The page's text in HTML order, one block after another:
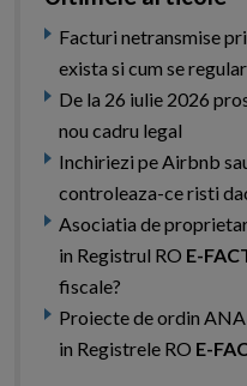
Facturi netransmise
exista si cum se
De la 26 iulie 2026
nou cadru legal
Inchiriezi pe Airbnb
controleaza-ce risti
Asociatia de
in Registrul RO E-
fiscale?
Proiecte de ordin
in Registrele RO E-